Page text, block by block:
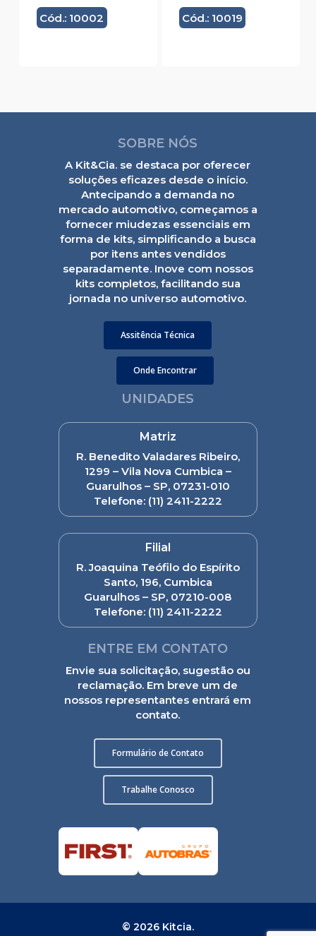
Cód.: 10002 Cód.: 10019
SOBRE NÓS
A Kit&Cia. se destaca por oferecer
soluções eficazes desde o início.
Antecipando a demanda no
mercado automotivo, começamos a
fornecer miudezas essenciais em
forma de kits, simplificando a busca
por itens antes vendidos
separadamente. Inove com nossos
kits completos, facilitando sua
jornada no universo automotivo.
Assitência Técnica
Onde Encontrar
UNIDADES
Matriz
R. Benedito Valadares Ribeiro,
1299 – Vila Nova Cumbica –
Guarulhos – SP, 07231-010
Telefone: (11) 2411-2222
Filial
R. Joaquina Teófilo do Espírito
Santo, 196, Cumbica
Guarulhos – SP, 07210-008
Telefone:(11) 2411-2222
ENTRE EM CONTATO
Envie sua solicitação, sugestão ou
reclamação. Em breve um de
nossos representantes entrará em
contato.
Formulário de Contato
Trabalhe Conosco
© 2026 Kitcia.